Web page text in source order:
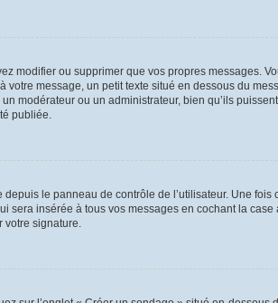
modifier ou supprimer que vos propres messages.
message, un petit texte situé en dessous du
modérateur ou un administrateur, bien qu’ils
publiée.
le panneau de contrôle de l’utilisateur. Une
insérée à tous vos messages en cochant la
votre signature.